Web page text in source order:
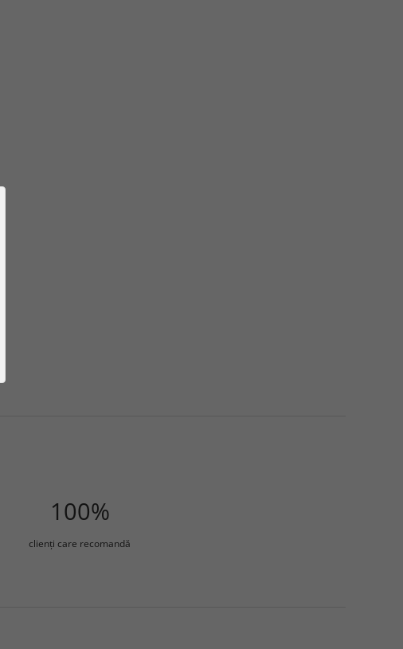
100%
clienţi care recomandă